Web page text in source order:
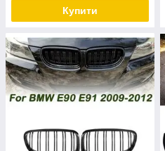
Купити